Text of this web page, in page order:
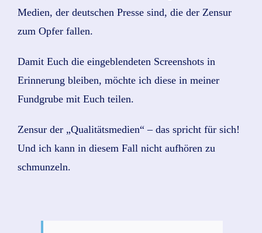
Medien, der deutschen Presse sind, die der Zensur
zum Opfer fallen.
Damit Euch die eingeblendeten Screenshots in
Erinnerung bleiben, möchte ich diese in meiner
Fundgrube mit Euch teilen.
Zensur der „Qualitätsmedien“ – das spricht für sich!
Und ich kann in diesem Fall nicht aufhören zu
schmunzeln.